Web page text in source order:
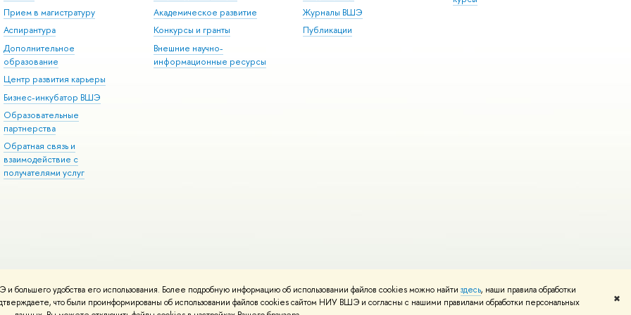
удобства его использования. Более подробную информацию об использовании файлов cookies можно найти здесь, наши правила обработки
что были проинформированы об использовании файлов cookies сайтом НИУ ВШЭ и согласны с нашими правилами обработки персональных
✖
Прием в магистратуру
Аспирантура
Дополнительное
образование
Центр развития карьеры
Бизнес-инкубатор ВШЭ
Образовательные
партнерства
Обратная связь и
взаимодействие с
получателями услуг
Академическое развитие
Конкурсы и гранты
Внешние научно-
информационные ресурсы
Журналы ВШЭ
Публикации
Редактору
Условия использования материалов Политика конфиденциальности Карта сайта
вШколе дизайна НИУ ВШЭ